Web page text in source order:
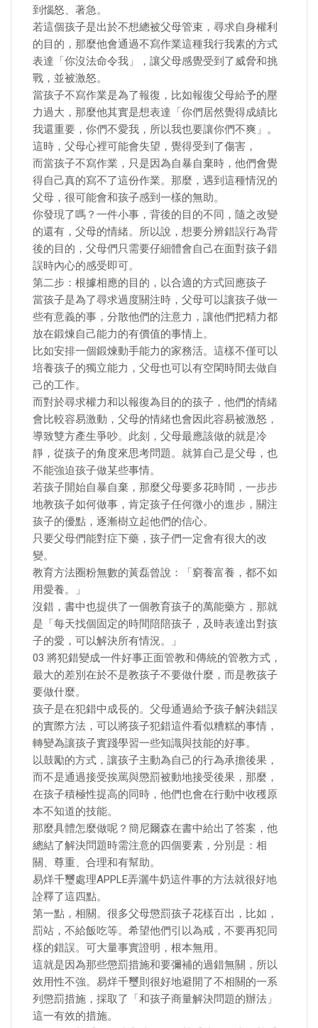
到惱怒、著急。
若這個孩子是出於不想總被父母管束，尋求自身權利
的目的，那麼他會通過不寫作業這種我行我素的方式
表達「你沒法命令我」，讓父母感覺受到了威脅和挑
戰，並被激怒。
當孩子不寫作業是為了報復，比如報復父母給予的壓
力過大，那麼他其實是想表達「你們居然覺得成績比
我還重要，你們不愛我，所以我也要讓你們不爽」。
這時，父母心裡可能會失望，覺得受到了傷害，
而當孩子不寫作業，只是因為自暴自棄時，他們會覺
得自己真的寫不了這份作業。那麼，遇到這種情況的
父母，很可能會和孩子感到一樣的無助。
你發現了嗎？一件小事，背後的目的不同，隨之改變
的還有，父母的情緒。所以說，想要分辨錯誤行為背
後的目的，父母們只需要仔細體會自己在面對孩子錯
誤時內心的感受即可。
第二步：根據相應的目的，以合適的方式回應孩子
當孩子是為了尋求過度關注時，父母可以讓孩子做一
些有意義的事，分散他們的注意力，讓他們把精力都
放在鍛煉自己能力的有價值的事情上。
比如安排一個鍛煉動手能力的家務活。這樣不僅可以
培養孩子的獨立能力，父母也可以有空閑時間去做自
己的工作。
而對於尋求權力和以報復為目的的孩子，他們的情緒
會比較容易激動，父母的情緒也會因此容易被激怒，
導致雙方產生爭吵。此刻，父母最應該做的就是冷
靜，從孩子的角度來思考問題。就算自己是父母，也
不能強迫孩子做某些事情。
若孩子開始自暴自棄，那麼父母要多花時間，一步步
地教孩子如何做事，肯定孩子任何微小的進步，關注
孩子的優點，逐漸樹立起他們的信心。
只要父母們能對症下藥，孩子們一定會有很大的改
變。
教育方法圈粉無數的黃磊曾說：「窮養富養，都不如
用愛養。」
沒錯，書中也提供了一個教育孩子的萬能藥方，那就
是「每天找個固定的時間陪陪孩子，及時表達出對孩
子的愛，可以解決所有情況。」
03 將犯錯變成一件好事正面管教和傳統的管教方式，
最大的差別在於不是教孩子不要做什麼，而是教孩子
要做什麼。
孩子是在犯錯中成長的。父母通過給予孩子解決錯誤
的實際方法，可以將孩子犯錯這件看似糟糕的事情，
轉變為讓孩子實踐學習一些知識與技能的好事。
以鼓勵的方式，讓孩子主動為自己的行為承擔後果，
而不是通過接受挨罵與懲罰被動地接受後果，那麼，
在孩子積極性提高的同時，他們也會在行動中收穫原
本不知道的技能。
那麼具體怎麼做呢？簡尼爾森在書中給出了答案，他
總結了解決問題時需注意的四個要素，分別是：相
關、尊重、合理和有幫助。
易烊千璽處理APPLE弄灑牛奶這件事的方法就很好地
詮釋了這四點。
第一點，相關。很多父母懲罰孩子花樣百出，比如，
罰站，不給飯吃等。希望他們引以為戒，不要再犯同
樣的錯誤。可大量事實證明，根本無用。
這就是因為那些懲罰措施和要彌補的過錯無關，所以
效用性不強。易烊千璽則很好地避開了不相關的一系
列懲罰措施，採取了「和孩子商量解決問題的辦法」
這一有效的措施。